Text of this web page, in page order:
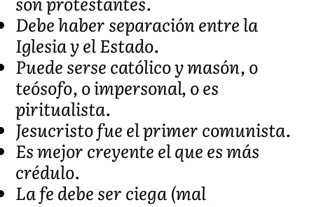
Debe haber separación entre la
Iglesia y el Estado.
Puede serse católico y masón, o
teósofo, o impersonal, o es
piritualista.
Jesucristo fue el primer comunista.
Es mejor creyente el que es más
crédulo.
La fe debe ser ciega (mal